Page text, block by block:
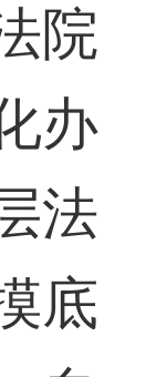
院
办
法
底